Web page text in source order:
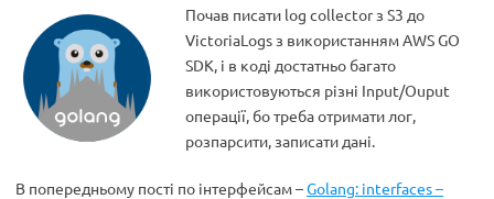
Почав писати log collector з S3 до
VictoriaLogs з використанням AWS GO
SDK, і в коді достатньо багато
використовуються різні Input/Ouput
операції, бо треба отримати лог,
розпарсити, записати дані.
В попередньому пості по інтерфейсам –Golang: interfaces –